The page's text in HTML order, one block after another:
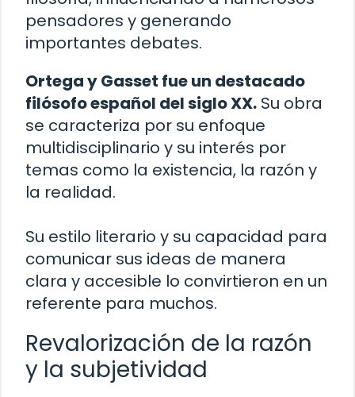
pensadores y generando
importantes debates.
Ortega y Gasset fue un destacado
filósofo español del siglo XX. Su obra
se caracteriza por su enfoque
multidisciplinario y su interés por
temas como la existencia, la razón y
la realidad.
Su estilo literario y su capacidad para
comunicar sus ideas de manera
clara y accesible lo convirtieron en un
referente para muchos.
Revalorización de la razón
y la subjetividad